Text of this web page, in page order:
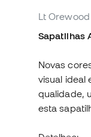
Lt
Sapatilhas
Novas
visual ideal
qualidade,
esta